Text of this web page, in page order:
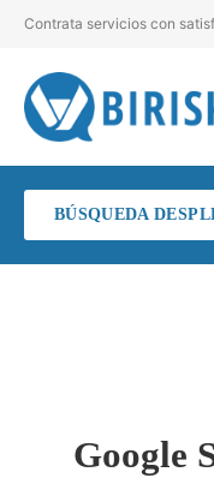
Contrata servicios con
BÚSQUEDA
Google